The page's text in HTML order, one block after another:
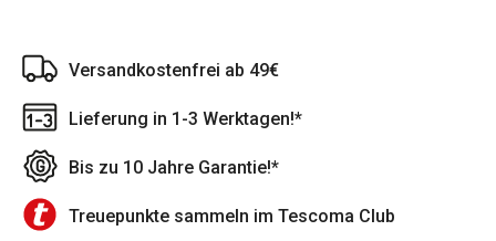
Versandkostenfrei ab 49€
Lieferung in 1-3 Werktagen!*
Bis zu 10 Jahre Garantie!*
Treuepunkte sammeln im Tescoma Club